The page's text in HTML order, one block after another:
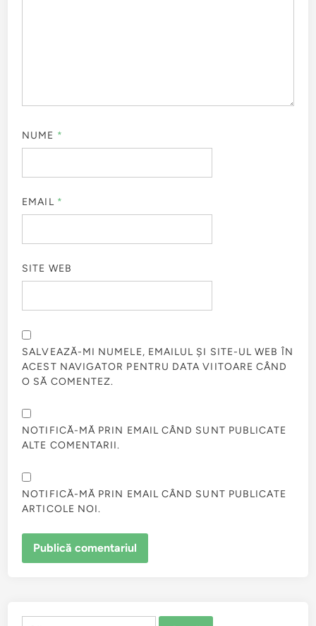
NUME *
EMAIL *
SITE WEB
SALVEAZĂ-MI NUMELE, EMAILUL ȘI SITE-UL WEB ÎN
ACEST NAVIGATOR PENTRU DATA VIITOARE CÂND
O SĂ COMENTEZ.
NOTIFICĂ-MĂ PRIN EMAIL CÂND SUNT PUBLICATE
ALTE COMENTARII.
NOTIFICĂ-MĂ PRIN EMAIL CÂND SUNT PUBLICATE
ARTICOLE NOI.
Caută